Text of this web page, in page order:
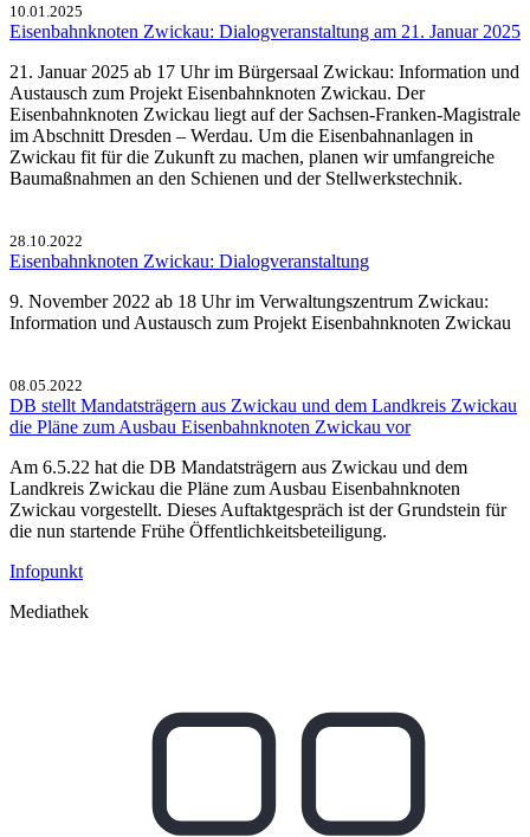
10.01.2025
Eisenbahnknoten Zwickau: Dialogveranstaltung am 21. Januar 2025
21. Januar 2025 ab 17 Uhr im Bürgersaal Zwickau: Information und
Austausch zum Projekt Eisenbahnknoten Zwickau. Der
Eisenbahnknoten Zwickau liegt auf der Sachsen-Franken-Magistrale
im Abschnitt Dresden – Werdau. Um die Eisenbahnanlagen in
Zwickau fit für die Zukunft zu machen, planen wir umfangreiche
Baumaßnahmen an den Schienen und der Stellwerkstechnik.
28.10.2022
Eisenbahnknoten Zwickau: Dialogveranstaltung
9. November 2022 ab 18 Uhr im Verwaltungszentrum Zwickau:
Information und Austausch zum Projekt Eisenbahnknoten Zwickau
08.05.2022
DB stellt Mandatsträgern aus Zwickau und dem Landkreis Zwickau
die Pläne zum Ausbau Eisenbahnknoten Zwickau vor
Am 6.5.22 hat die DB Mandatsträgern aus Zwickau und dem
Landkreis Zwickau die Pläne zum Ausbau Eisenbahnknoten
Zwickau vorgestellt. Dieses Auftaktgespräch ist der Grundstein für
die nun startende Frühe Öffentlichkeitsbeteiligung.
Infopunkt
Mediathek